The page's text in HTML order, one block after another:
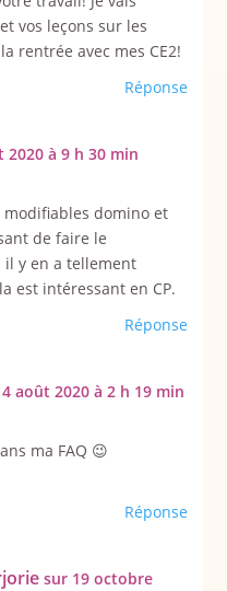
vos leçons sur les
rentrée avec mes CE2!
Réponse
2020 à 9 h 30 min
domino et
de faire le
il y en a tellement
est intéressant en CP.
Réponse
août 2020 à 2 h 19 min
ma FAQ 😉
Réponse
sur 19 octobre